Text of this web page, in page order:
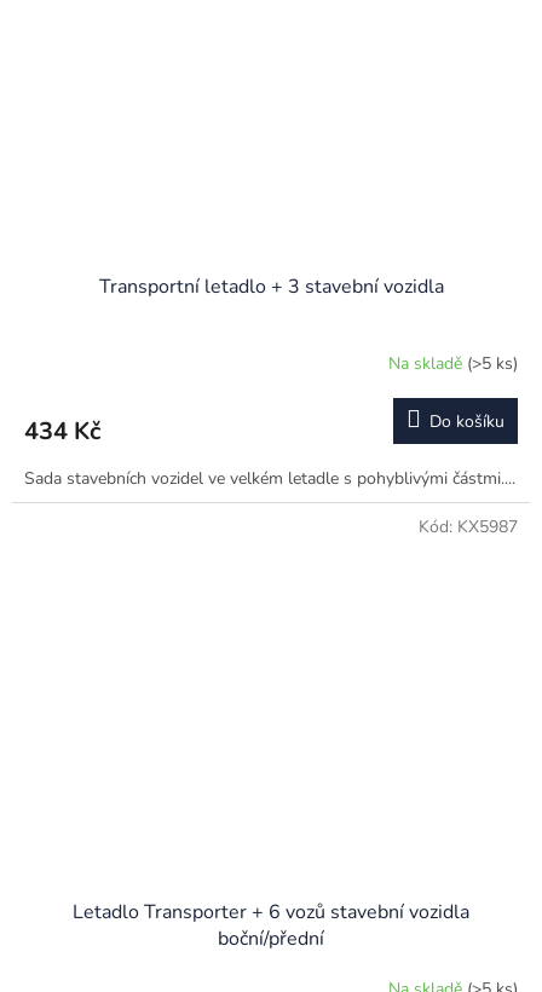
Transportní letadlo + 3 stavební vozidla
Na skladě (>5 ks)
434 Kč Do košíku
Sada stavebních vozidel ve velkém letadle s pohyblivými částmi....
Letadlo Transporter + 6 vozů stavební vozidla
boční/přední
Kód: KX5987